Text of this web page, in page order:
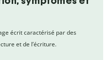
écrit caractérisé par des
et de l’écriture.